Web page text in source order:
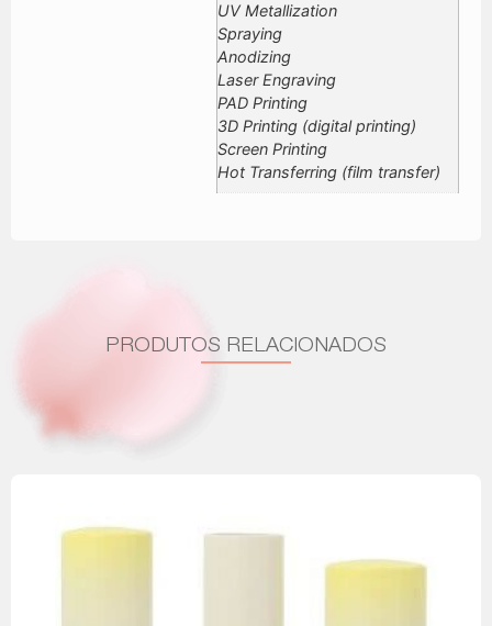
UV Metallization
Spraying
Anodizing
Laser Engraving
PAD Printing
3D Printing (digital printing)
Screen Printing
Hot Transferring (film transfer)
PRODUTOS RELACIONADOS